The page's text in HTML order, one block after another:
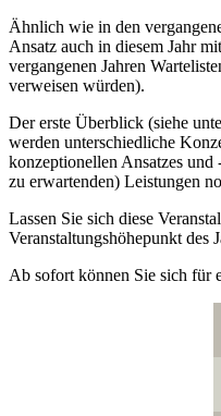
Ähnlich wie in den
Ansatz auch in diesem Jahr
vergangenen Jahren
verweisen würden).
Der erste Überblick (siehe
werden unterschiedliche
konzeptionellen Ansatzes
zu erwartenden) Leistungen
Lassen Sie sich diese
Veranstaltungshöhepunkt des
Ab sofort können Sie sich für